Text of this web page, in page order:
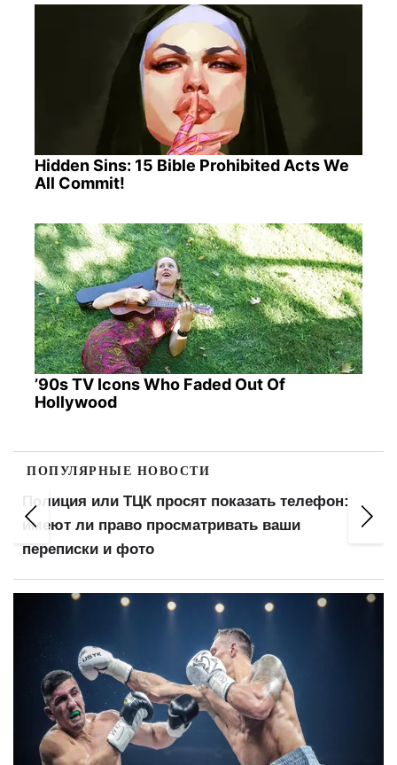
Hidden Sins: 15 Bible Prohibited Acts We
All Commit!
’90s TV Icons Who Faded Out Of
Hollywood
ПОПУЛЯРНЫЕ НОВОСТИ
Полиция или ТЦК просят показать телефон:
имеют ли право просматривать ваши
переписки и фото